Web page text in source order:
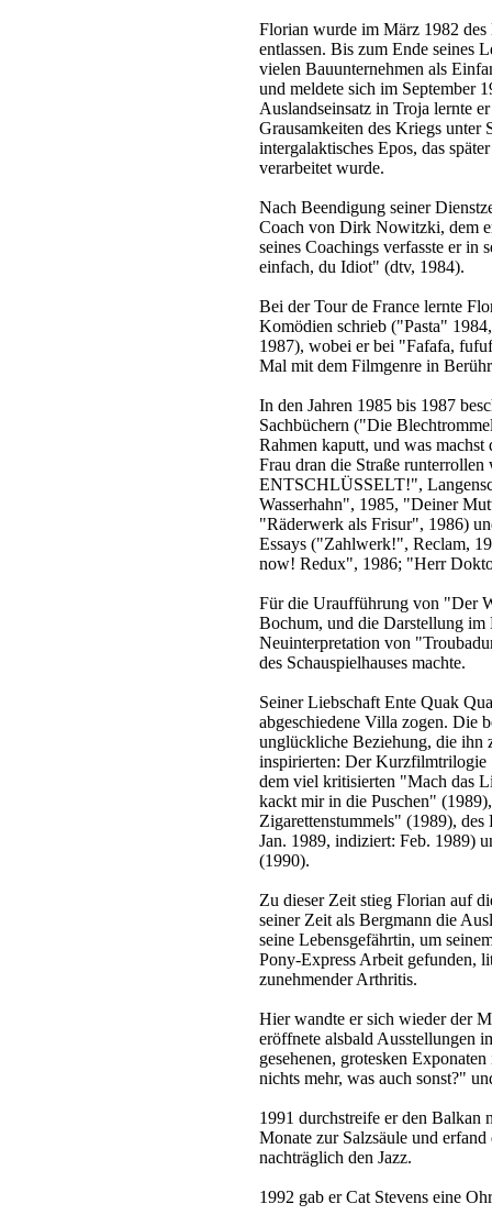
Florian wurde im März 1982
entlassen. Bis zum Ende seines
vielen Bauunternehmen als
und meldete sich im September
Auslandseinsatz in Troja lernte
Grausamkeiten des Kriegs unter
intergalaktisches Epos, das
verarbeitet wurde.
Nach Beendigung seiner
Coach von Dirk Nowitzki, dem
seines Coachings verfasste er in
einfach, du Idiot" (dtv, 1984).
Bei der Tour de France lernte
Komödien schrieb ("Pasta"
1987), wobei er bei "Fafafa,
Mal mit dem Filmgenre in
In den Jahren 1985 bis 1987
Sachbüchern ("Die
Rahmen kaputt, und was
Frau dran die Straße
ENTSCHLÜSSELT!",
Wasserhahn", 1985, "Deiner
"Räderwerk als Frisur", 1986)
Essays ("Zahlwerk!", Reclam,
now! Redux", 1986; "Herr
Für die Uraufführung von "Der
Bochum, und die Darstellung im
Neuinterpretation von
des Schauspielhauses machte.
Seiner Liebschaft Ente Quak
abgeschiedene Villa zogen. Die
unglückliche Beziehung, die ihn
inspirierten: Der
dem viel kritisierten "Mach das
kackt mir in die Puschen"
Zigarettenstummels" (1989),
Jan. 1989, indiziert: Feb. 1989)
(1990).
Zu dieser Zeit stieg Florian auf
seiner Zeit als Bergmann die
seine Lebensgefährtin, um
Pony-Express Arbeit gefunden,
zunehmender Arthritis.
Hier wandte er sich wieder der
eröffnete alsbald Ausstellungen
gesehenen, grotesken
nichts mehr, was auch sonst?"
1991 durchstreife er den Balkan
Monate zur Salzsäule und
nachträglich den Jazz.
1992 gab er Cat Stevens eine